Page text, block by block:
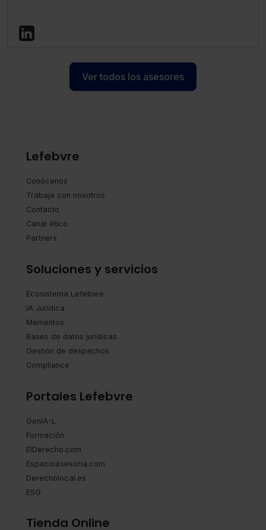
Ver todos los asesores
Lefebvre
Conócenos
Trabaja con nosotros
Contacto
Canal ético
Partners
Soluciones y servicios
Ecosistema Lefebvre
IA Jurídica
Mementos
Bases de datos jurídicas
Gestión de despachos
Compliance
Portales Lefebvre
GenIA-L
Formación
ElDerecho.com
Espacioasesoria.com
Derecholocal.es
ESG
Tienda Online